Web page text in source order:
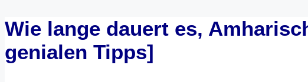
Wie lange dauert es,
genialen Tipps]